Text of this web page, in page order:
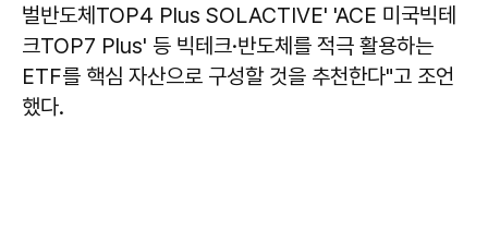
벌반도체TOP4 Plus SOLACTIVE' 'ACE 미국빅테
크TOP7 Plus' 등 빅테크·반도체를 적극 활용하는
ETF를 핵심 자산으로 구성할 것을 추천한다"고 조언
했다.